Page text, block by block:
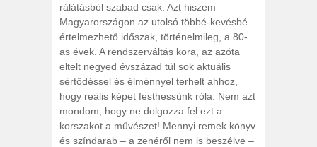
rálátásból szabad csak. Azt hiszem
Magyarországon az utolsó többé-kevésbé
értelmezhető időszak, történelmileg, a 80-
as évek. A rendszerváltás kora, az azóta
eltelt negyed évszázad túl sok aktuális
sértődéssel és élménnyel terhelt ahhoz,
hogy reális képet festhessünk róla. Nem azt
mondom, hogy ne dolgozza fel ezt a
korszakot a művészet! Mennyi remek könyv
és színdarab – a zenéről nem is beszélve –